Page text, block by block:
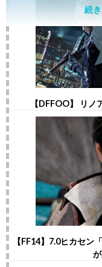
【DFFOO】 リ
【FF14】7.0ヒカセ
続